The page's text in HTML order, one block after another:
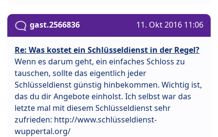
gast.2566836 11. Okt 2016 11:06
Re: Was kostet ein Schlüsseldienst in der Regel?
Wenn es darum geht, ein einfaches Schloss zu
tauschen, sollte das eigentlich jeder
Schlüsseldienst günstig hinbekommen. Wichtig ist,
das du dir Angebote einholst. Ich selbst war das
letzte mal mit diesem Schlüsseldienst sehr
zufrieden: http://www.schlüsseldienst-
wuppertal.org/